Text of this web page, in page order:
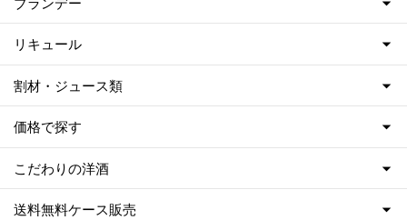
リキュール
割材・ジュース類
価格で探す
こだわりの洋酒
送料無料ケース販売